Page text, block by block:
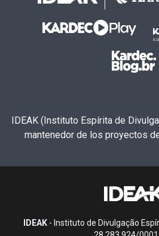
IDEAK (Instituto Espírita de
mantenedor de los proyectos
IDEAK- Instituto de Divulgação